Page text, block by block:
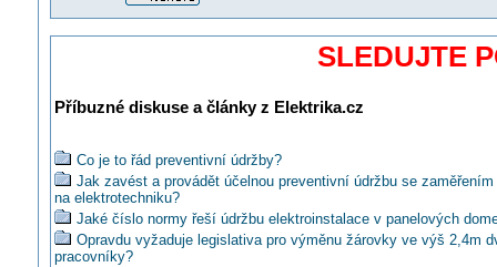
SLEDUJTE
Příbuzné diskuse a články z Elektrika.cz
Co je to řád preventivní údržby?
Jak zavést a provádět účelnou preventivní údržbu se zaměřením
na elektrotechniku?
Jaké číslo normy řeší údržbu elektroinstalace v panelových
Opravdu vyžaduje legislativa pro výměnu žárovky ve výš 2,4m
pracovníky?